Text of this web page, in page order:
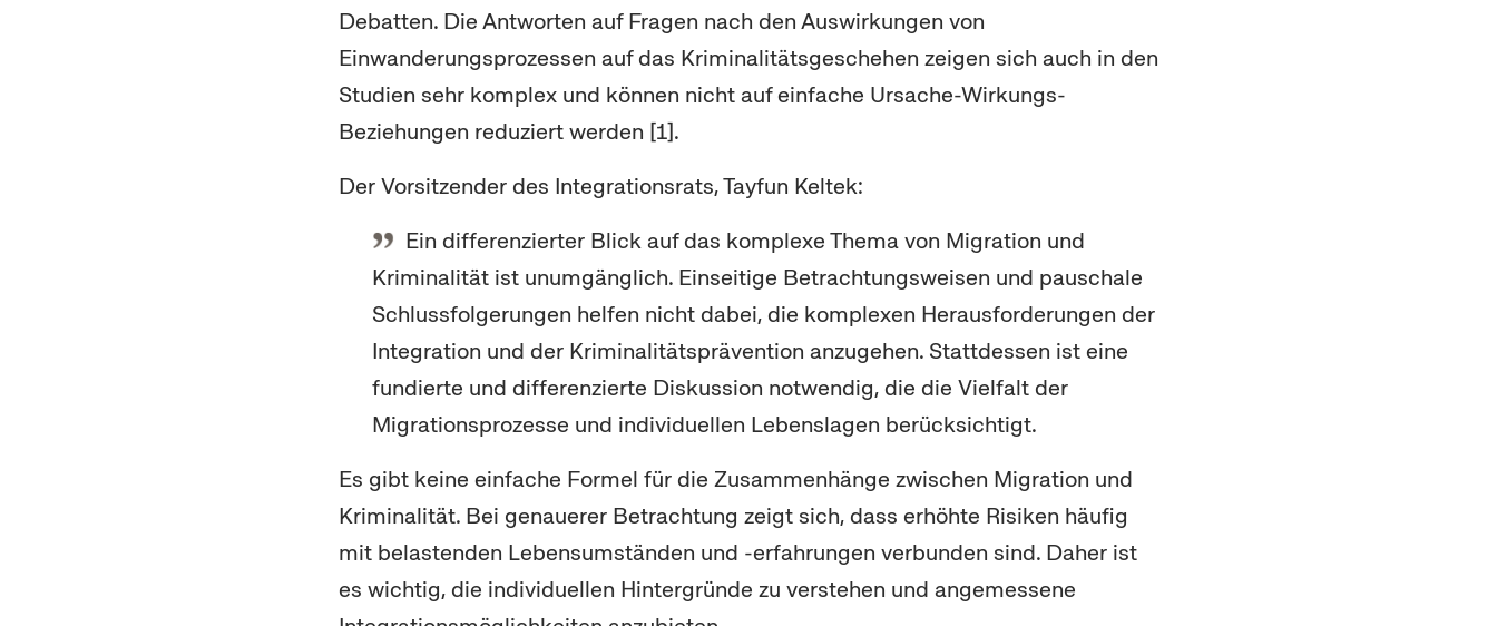
Debatten. Die Antworten auf Fragen nach den Auswirkungen von
Einwanderungsprozessen auf das Kriminalitätsgeschehen zeigen sich auch in den
Studien sehr komplex und können nicht auf einfache Ursache-Wirkungs-
Beziehungen reduziert werden [1].
Der Vorsitzender des Integrationsrats, Tayfun Keltek:
Ein differenzierter Blick auf das komplexe Thema von Migration und
Kriminalität ist unumgänglich. Einseitige Betrachtungsweisen und pauschale
Schlussfolgerungen helfen nicht dabei, die komplexen Herausforderungen der
Integration und der Kriminalitätsprävention anzugehen. Stattdessen ist eine
fundierte und differenzierte Diskussion notwendig, die die Vielfalt der
Migrationsprozesse und individuellen Lebenslagen berücksichtigt.
Es gibt keine einfache Formel für die Zusammenhänge zwischen Migration und
Kriminalität. Bei genauerer Betrachtung zeigt sich, dass erhöhte Risiken häufig
mit belastenden Lebensumständen und -erfahrungen verbunden sind. Daher ist
es wichtig, die individuellen Hintergründe zu verstehen und angemessene